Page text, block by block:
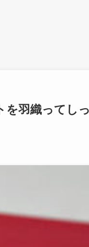
を羽織ってし